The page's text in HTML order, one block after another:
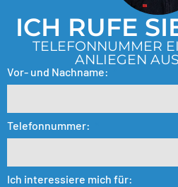
ICH RUFE
TELEFONNUMMER
ANLIEGEN
Vor- und Nachname:
Telefonnummer:
Ich interessiere mich für: